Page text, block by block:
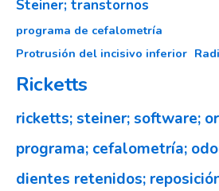
Steiner; transtornos
programa de cefalometría
Protrusión del incisivo inferior
Ricketts
ricketts; steiner; software;
programa; cefalometría;
dientes retenidos;